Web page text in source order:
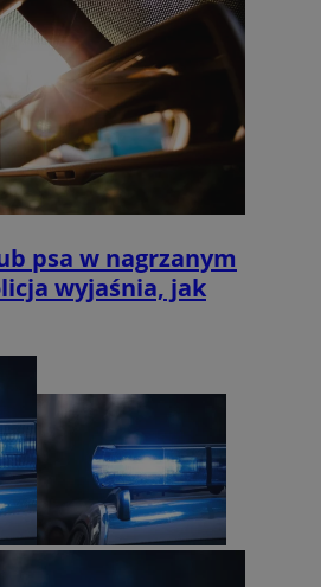
psa w nagrzanym
wyjaśnia, jak